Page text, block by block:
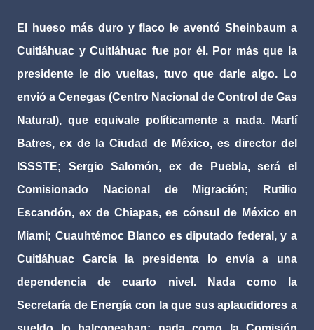
El hueso más duro y flaco le aventó Sheinbaum a
Cuitláhuac y Cuitláhuac fue por él. Por más que la
presidente le dio vueltas, tuvo que darle algo. Lo
envió a Cenegas (Centro Nacional de Control de Gas
Natural), que equivale políticamente a nada. Martí
Batres, ex de la Ciudad de México, es director del
ISSSTE; Sergio Salomón, ex de Puebla, será el
Comisionado Nacional de Migración; Rutilio
Escandón, ex de Chiapas, es cónsul de México en
Miami; Cuauhtémoc Blanco es diputado federal, y a
Cuitláhuac García la presidenta lo envía a una
dependencia de cuarto nivel. Nada como la
Secretaría de Energía con la que sus aplaudidores a